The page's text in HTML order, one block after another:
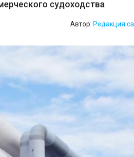
судоходства
Автор: Редакция